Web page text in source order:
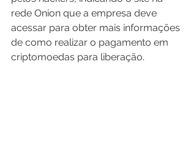
rede Onion que a empresa deve
acessar para obter mais informações
de como realizar o pagamento em
criptomoedas para liberação.